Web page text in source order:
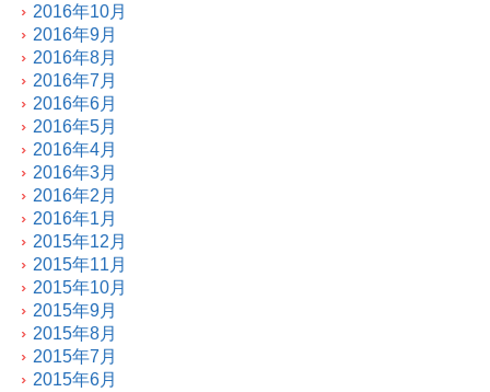
2016年10月
2016年9月
2016年8月
2016年7月
2016年6月
2016年5月
2016年4月
2016年3月
2016年2月
2016年1月
2015年12月
2015年11月
2015年10月
2015年9月
2015年8月
2015年7月
2015年6月